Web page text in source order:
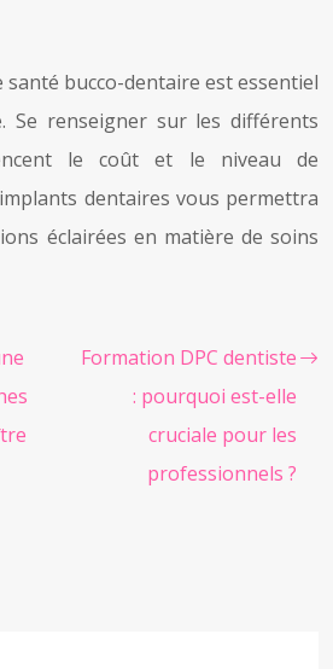
bucco-dentaire est essentiel
Se renseigner sur les différents
le coût et le niveau de
dentaires vous permettra
éclairées en matière de soins
Formation DPC dentiste
: pourquoi est-elle
cruciale pour les
professionnels ?